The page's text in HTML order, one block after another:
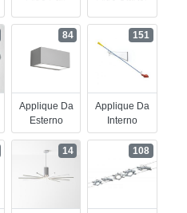
Applique Da
Esterno
84
Applique Da
Interno
151
14 108